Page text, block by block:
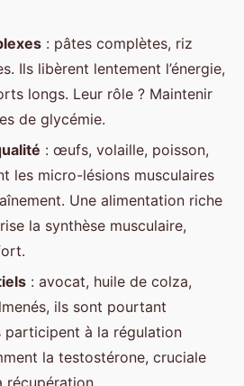
: pâtes complètes, riz
Ils libèrent lentement l’énergie,
longs. Leur rôle ? Maintenir
de glycémie.
: œufs, volaille, poisson,
les micro-lésions musculaires
Une alimentation riche
la synthèse musculaire,
: avocat, huile de colza,
ils sont pourtant
participent à la régulation
la testostérone, cruciale